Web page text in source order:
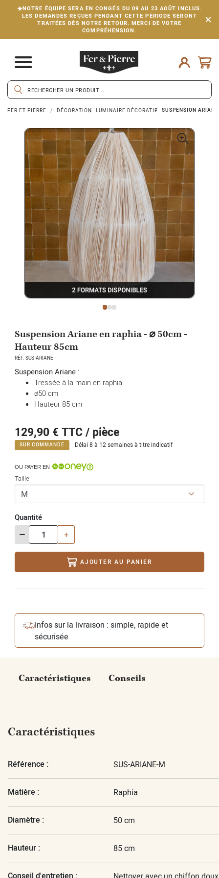
☀️NOTRE ÉQUIPE SERA EN CONGÉS DU 09 AU 23 AOÛT INCLUS.
LES DEMANDES REÇUES PENDANT CETTE PÉRIODE SERONT
TRAITÉES DÈS NOTRE RETOUR. MERCI DE VOTRE
COMPRÉHENSION.
FER ET PIERRE DÉCORATION LUMINAIRE DÉCORATIF SUSPENSION
Suspension Ariane en raphia - ⌀ 50cm -
Hauteur 85cm
RÉF. SUS-ARIANE
Suspension Ariane :
Tressée à la main en raphia
ø50 cm
Hauteur 85 cm
129,90 €TTC / pièce
SUR COMMANDE Délai 8 à 12 semaines à titre indicatif
OU PAYER EN
Taille
Quantité
- +
AJOUTER AU PANIER
Infos sur la livraison : simple, rapide et
sécurisée
Caractéristiques Conseils
Caractéristiques
Référence : SUS-ARIANE-M
Matière : Raphia
Diamètre : 50 cm
Hauteur : 85 cm